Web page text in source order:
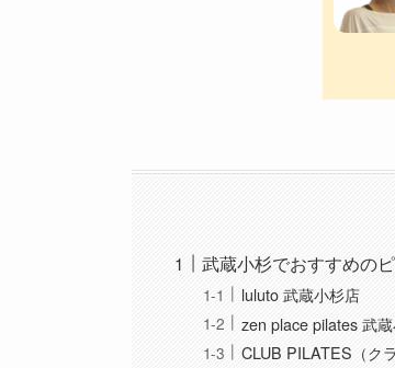
武蔵小杉でおすすめの
luluto 武蔵小杉店
zen place pilates 武
CLUB PILATES（ク